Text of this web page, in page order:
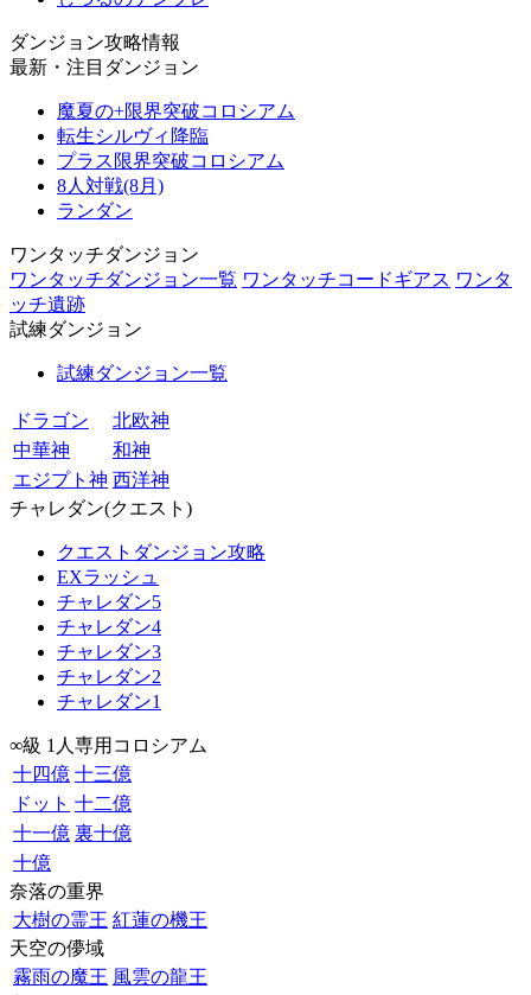
ダンジョン攻略情報
最新・注目ダンジョン
魔夏の+限界突破コロシアム
転生シルヴィ降臨
プラス限界突破コロシアム
8人対戦(8月)
ランダン
ワンタッチダンジョン
ワンタッチダンジョン一覧 ワンタッチコードギアス ワンタ
ッチ遺跡
試練ダンジョン
試練ダンジョン一覧
ドラゴン
北欧神
中華神
和神
エジプト神 西洋神
チャレダン(クエスト)
クエストダンジョン攻略
EXラッシュ
チャレダン5
チャレダン4
チャレダン3
チャレダン2
チャレダン1
∞級 1人専用コロシアム
十四億 十三億
ドット 十二億
十一億 裏十億
十億
奈落の重界
大樹の霊王 紅蓮の機王
天空の儚域
霧雨の魔王 風雲の龍王